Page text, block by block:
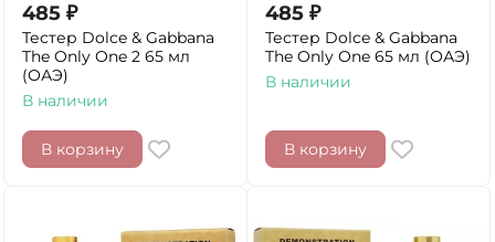
485 ₽
Тестер Dolce & Gabbana
The Only One 2 65 мл
(ОАЭ)
В наличии
В корзину
485 ₽
Тестер Dolce & Gabbana
The Only One 65 мл (ОАЭ)
В наличии
В корзину